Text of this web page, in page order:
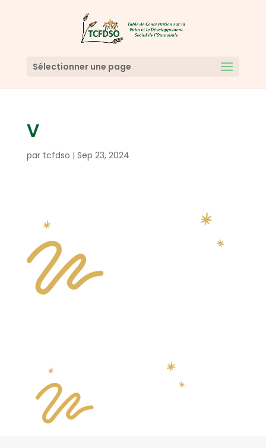
Sélectionner une page
V
par tcfdso | Sep 23, 2024